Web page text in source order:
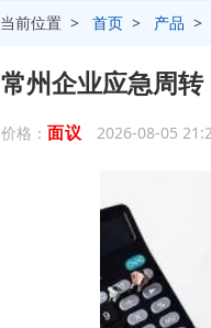
当前位置 >首页 > 产品 >
常州企业应急周
价格： 面议 2026-08-05